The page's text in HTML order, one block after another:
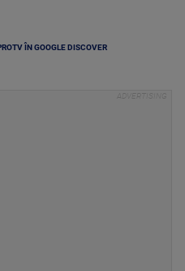
ÎN GOOGLE DISCOVER